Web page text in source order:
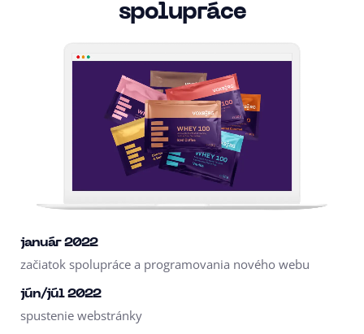
spolupráce
január 2022
začiatok spolupráce a programovania nového webu
jún/júl 2022
spustenie webstránky